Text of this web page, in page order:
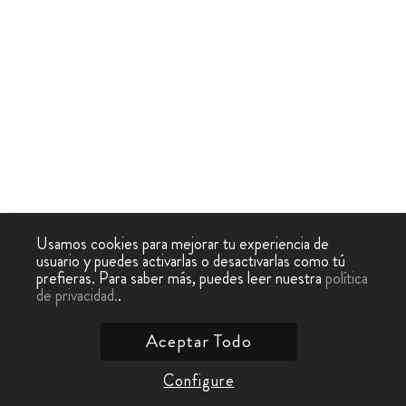
Usamos cookies para mejorar tu experiencia de
usuario y puedes activarlas o desactivarlas como tú
prefieras. Para saber más, puedes leer nuestrapolítica
de privacidad..
Configure
Aceptar Todo